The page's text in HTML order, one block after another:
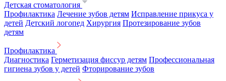
Детская стоматология
Профилактика Лечение зубов детям Исправление прикуса у
детей Детский логопед Хирургия Протезирование зубов
детям
Профилактика
Диагностика Герметизация фиссур детям Профессиональная
гигиена зубов у детей Фторирование зубов